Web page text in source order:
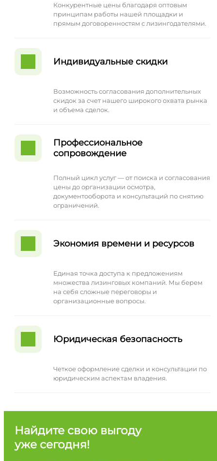
Конкурентные цены благодаря оптовым
принципам работы нашей площадки и
прямым договоренностям с лизингодателями.
Индивидуальные скидки
Возможность согласования дополнительных
скидок за счет нашего широкого охвата рынка
и объема сделок.
Профессиональное
сопровождение
Полный цикл услуг — от поиска и согласования
цены до организации осмотра,
документооборота и консультаций по снятию
ограничений.
Экономия времени и ресурсов
Единая точка доступа к предложениям
множества лизинговых компаний. Мы берем
на себя сложные переговоры и
организационные вопросы.
Юридическая безопасность
Четкое оформление сделки и консультации по
юридическим аспектам владения.
Найдите свою выгоду
уже сегодня!